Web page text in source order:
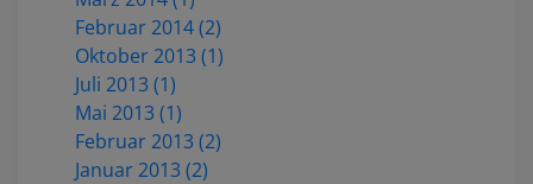
Februar 2014 (2)
Oktober 2013 (1)
Juli 2013 (1)
Mai 2013 (1)
Februar 2013 (2)
Januar 2013 (2)